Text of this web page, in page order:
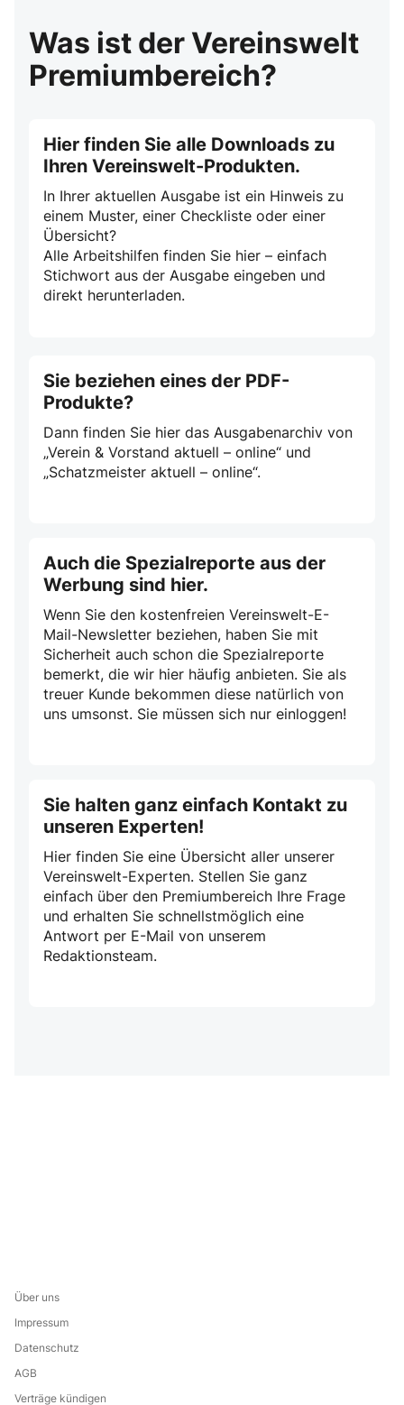
Was ist der Vereinswelt
Premiumbereich?
Hier finden Sie alle Downloads zu
Ihren Vereinswelt-Produkten.
In Ihrer aktuellen Ausgabe ist ein Hinweis zu
einem Muster, einer Checkliste oder einer
Übersicht?
Alle Arbeitshilfen finden Sie hier – einfach
Stichwort aus der Ausgabe eingeben und
direkt herunterladen.
Sie beziehen eines der PDF-
Produkte?
Dann finden Sie hier das Ausgabenarchiv von
„Verein & Vorstand aktuell – online“ und
„Schatzmeister aktuell – online“.
Auch die Spezialreporte aus der
Werbung sind hier.
Wenn Sie den kostenfreien Vereinswelt-E-
Mail-Newsletter beziehen, haben Sie mit
Sicherheit auch schon die Spezialreporte
bemerkt, die wir hier häufig anbieten. Sie als
treuer Kunde bekommen diese natürlich von
uns umsonst. Sie müssen sich nur einloggen!
Sie halten ganz einfach Kontakt zu
unseren Experten!
Hier finden Sie eine Übersicht aller unserer
Vereinswelt-Experten. Stellen Sie ganz
einfach über den Premiumbereich Ihre Frage
und erhalten Sie schnellstmöglich eine
Antwort per E-Mail von unserem
Redaktionsteam.
Über uns
Impressum
Datenschutz
AGB
Verträge kündigen